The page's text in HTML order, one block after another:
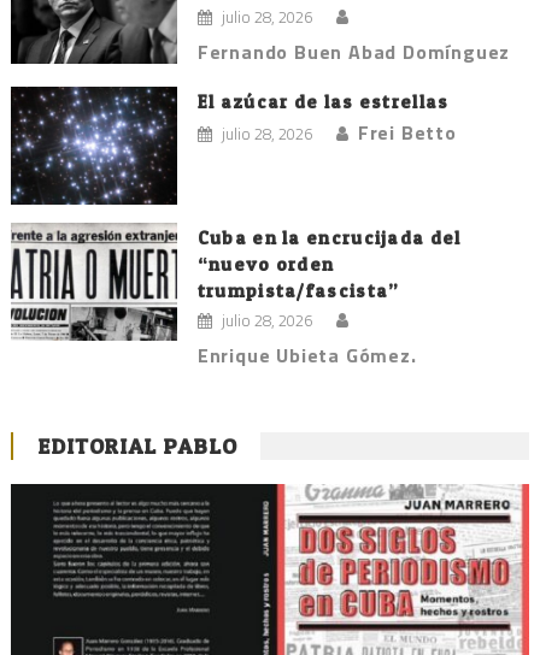
julio 28, 2026
Fernando Buen Abad Domínguez
El azúcar de las estrellas
julio 28, 2026 Frei Betto
Cuba en la encrucijada del
“nuevo orden
trumpista/fascista”
julio 28, 2026
Enrique Ubieta Gómez.
EDITORIAL PABLO